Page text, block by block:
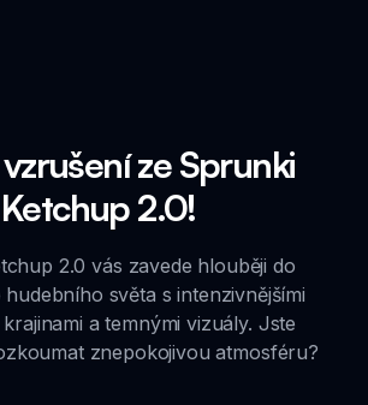
ze Sprunki
Ketchup 2.0!
2.0 vás zavede hlouběji do
světa s intenzivnějšími
a temnými vizuály. Jste
znepokojivou atmosféru?